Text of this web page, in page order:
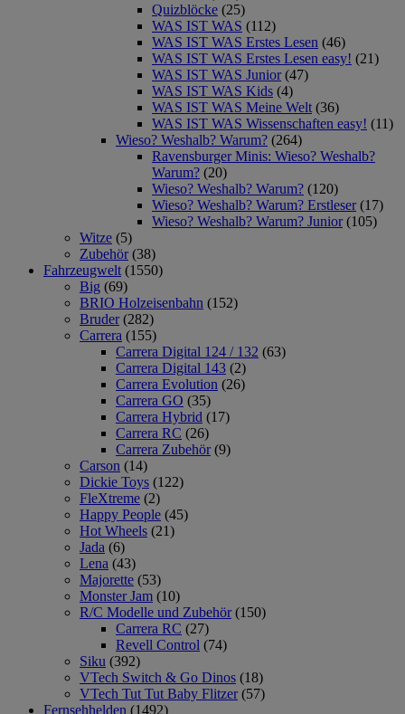
Quizblöcke (25)
WAS IST WAS (112)
WAS IST WAS Erstes Lesen (46)
WAS IST WAS Erstes Lesen easy! (21)
WAS IST WAS Junior (47)
WAS IST WAS Kids (4)
WAS IST WAS Meine Welt (36)
WAS IST WAS Wissenschaften easy! (11)
Wieso? Weshalb? Warum? (264)
Ravensburger Minis: Wieso? Weshalb?
Warum? (20)
Wieso? Weshalb? Warum? (120)
Wieso? Weshalb? Warum? Erstleser (17)
Wieso? Weshalb? Warum? Junior (105)
Witze (5)
Zubehör (38)
Fahrzeugwelt (1550)
Big (69)
BRIO Holzeisenbahn (152)
Bruder (282)
Carrera (155)
Carrera Digital 124 / 132 (63)
Carrera Digital 143 (2)
Carrera Evolution (26)
Carrera GO (35)
Carrera Hybrid (17)
Carrera RC (26)
Carrera Zubehör (9)
Carson (14)
Dickie Toys (122)
FleXtreme (2)
Happy People (45)
Hot Wheels (21)
Jada (6)
Lena (43)
Majorette (53)
Monster Jam (10)
R/C Modelle und Zubehör (150)
Carrera RC (27)
Revell Control (74)
Siku (392)
VTech Switch & Go Dinos (18)
VTech Tut Tut Baby Flitzer (57)
Fernsehhelden (1492)